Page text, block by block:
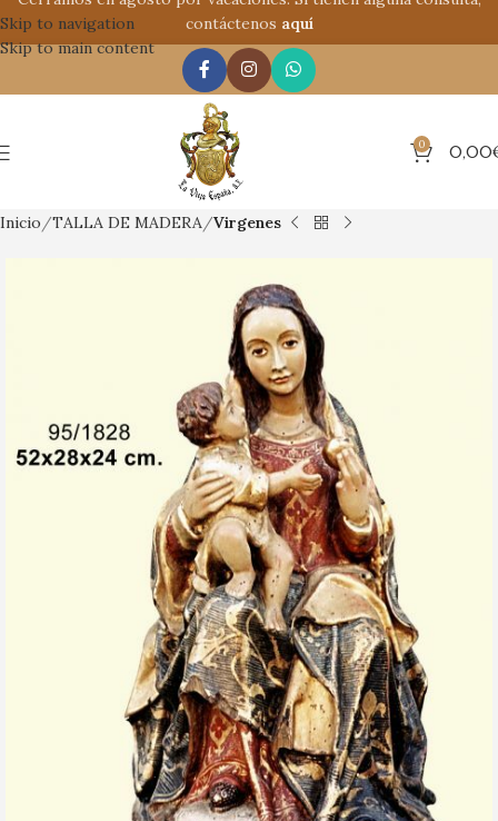
Skip to navigation
Skip to main content
0 0,00
Inicio TALLA DE MADERA Virgenes
contáctenos aquí